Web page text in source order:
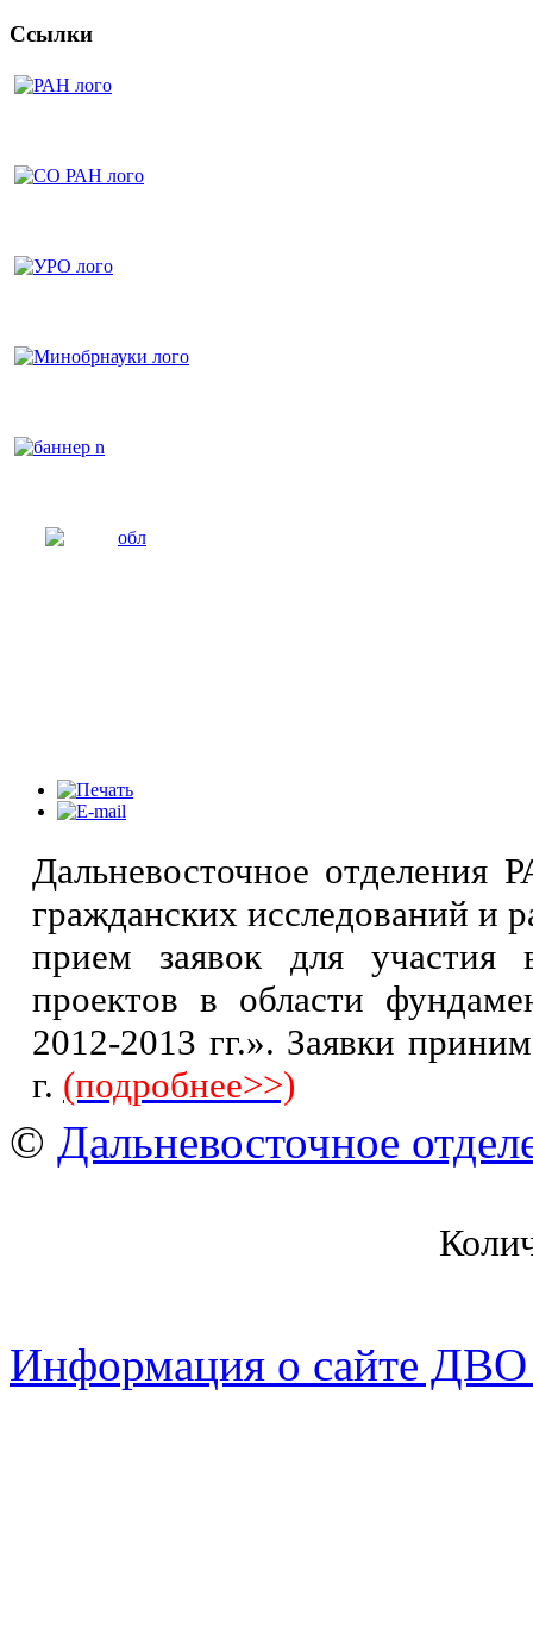
Ссылки
Дальневосточное
гражданских исследований и
прием заявок для участия
проектов в области
2012-2013 гг.». Заявки
г. (подробнее>>)
© Дальневосточное
Информация о сайте